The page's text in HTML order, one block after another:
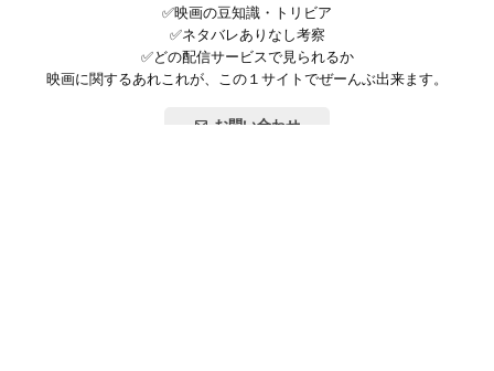
✅映画の豆知識・トリビア
✅ネタバレありなし考察
✅どの配信サービスで見られるか
映画に関するあれこれが、この１サイトでぜーんぶ出来ます。
お問い合わせ